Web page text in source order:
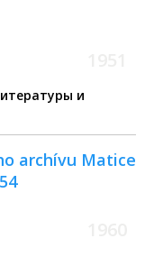
и
archívu Matice